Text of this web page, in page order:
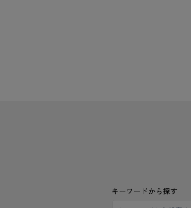
キーワードから探す